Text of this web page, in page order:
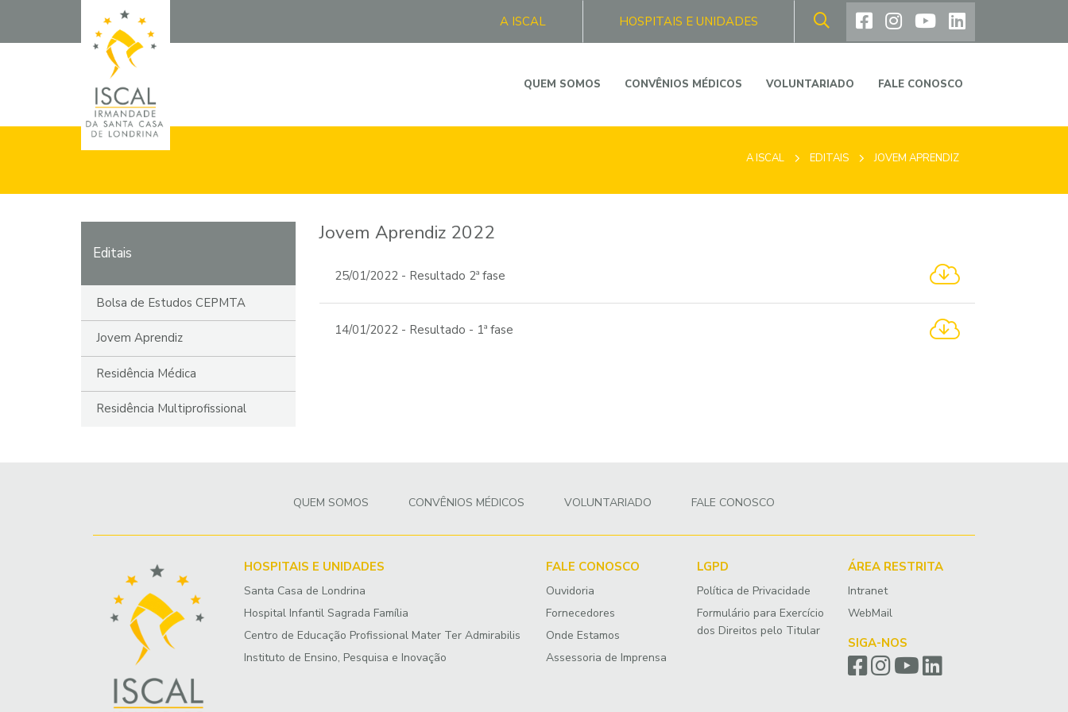
A ISCAL HOSPITAIS E UNIDADES
QUEM SOMOS CONVÊNIOS MÉDICOS VOLUNTARIADO FALE CONOSCO
A ISCAL EDITAIS JOVEM APRENDIZ
Editais
Bolsa de Estudos CEPMTA
Jovem Aprendiz
Residência Médica
Residência Multiprofissional
Jovem Aprendiz 2022
25/01/2022 - Resultado 2ª fase
14/01/2022 - Resultado - 1ª fase
QUEM SOMOS CONVÊNIOS MÉDICOS VOLUNTARIADO FALE CONOSCO
HOSPITAIS E UNIDADES
Santa Casa de Londrina
Hospital Infantil Sagrada Família
Centro de Educação Profissional Mater Ter Admirabilis
Instituto de Ensino, Pesquisa e Inovação
FALE CONOSCO
Ouvidoria
Fornecedores
Onde Estamos
Assessoria de Imprensa
LGPD
Política de Privacidade
Formulário para Exercício
dos Direitos pelo Titular
ÁREA RESTRITA
Intranet
WebMail
SIGA-NOS